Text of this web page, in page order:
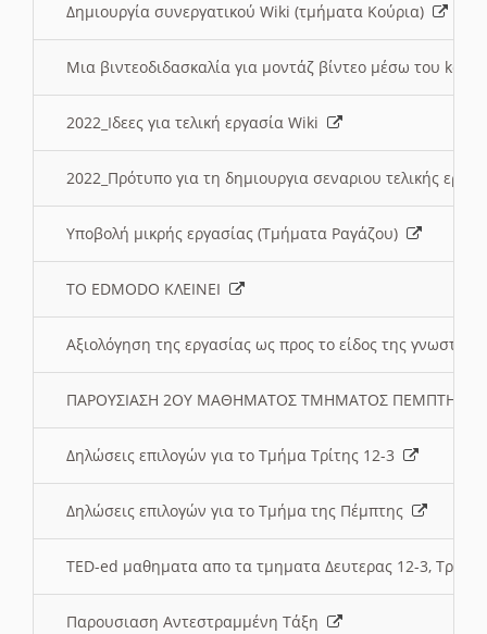
Δημιουργία συνεργατικού Wiki (τμήματα Κούρια)
Μια βιντεοδιδασκαλία για μοντάζ βίντεο μέσω του
2022_Ιδεες για τελική εργασία Wiki
2022_Πρότυπο για τη δημιουργια σεναριου τελικής
Υποβολή μικρής εργασίας (Τμήματα Ραγάζου)
ΤΟ EDMODO ΚΛΕΙΝΕΙ
Αξιολόγηση της εργασίας ως προς το είδος της
ΠΑΡΟΥΣΙΑΣΗ 2ΟΥ ΜΑΘΗΜΑΤΟΣ ΤΜΗΜΑΤΟΣ
Δηλώσεις επιλογών για το Τμήμα Τρίτης 12-3
Δηλώσεις επιλογών για το Τμήμα της Πέμπτης
TED-ed μαθηματα απο τα τμηματα Δευτερας 12-3,
Παρουσιαση Αντεστραμμένη Τάξη